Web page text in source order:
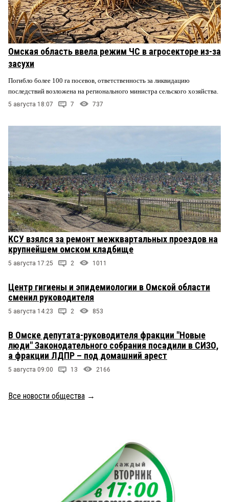
Омская область ввела режим ЧС в агросекторе из-за
засухи
Погибло более 100 га посевов, ответственность за ликвидацию
последствий возложена на регионального министра сельского хозяйства.
5 августа 18:07 7 737
КСУ взялся за ремонт межквартальных проездов на
крупнейшем омском кладбище
5 августа 17:25 2 1011
Центр гигиены и эпидемиологии в Омской области
сменил руководителя
5 августа 14:23 2 853
В Омске депутата-руководителя фракции "Новые
люди" Законодательного собрания посадили в СИЗО,
а фракции ЛДПР – под домашний арест
5 августа 09:00 13 2166
Все новости общества →